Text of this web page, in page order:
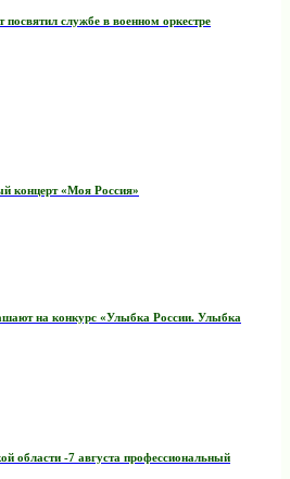
службе в военном оркестре
концерт «Моя Россия»
на конкурс «Улыбка России. Улыбка
области -7 августа профессиональный